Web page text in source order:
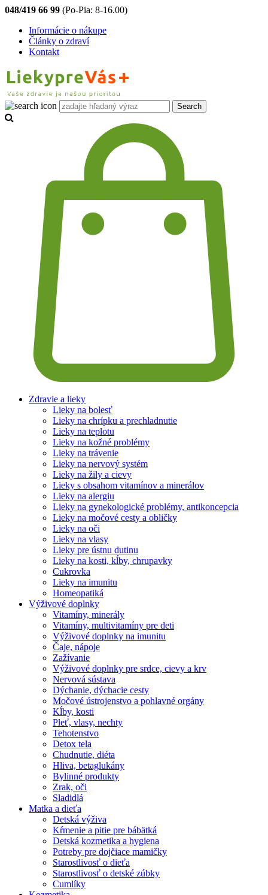
048/419 66 99 (Po-Pia: 8-16.00)
Informácie o nákupe
Články o zdraví
Kontakt
Zdravie a lieky
Lieky na bolesť
Lieky na chrípku a prechladnutie
Lieky na teplotu
Lieky na kožné problémy
Lieky na trávenie
Lieky na nervový systém
Lieky na žily a cievy
Lieky s obsahom vitamínov a minerálov
Lieky na alergiu
Lieky na gynekologické problémy, antikoncepcia
Lieky na močové cesty a obličky
Lieky na oči
Lieky na vlasy
Lieky pre ústnu dutinu
Lieky na kosti, kĺby, chrupavky
Cukrovka
Lieky na imunitu
Homeopatiká
Výživové doplnky
Vitamíny, minerály
Vitamíny, multivitamíny pre deti
Výživové doplnky na imunitu
Čaje, nápoje
Zažívanie
Výživové doplnky pre srdce, cievy a krv
Nervová sústava
Dýchanie, dýchacie cesty
Močové ústrojenstvo a pohlavné orgány
Kĺby, kosti
Pleť, vlasy, nechty
Tehotenstvo
Detox tela
Chudnutie, diéta
Hliva, betaglukány
Bylinné produkty
Zrak, oči
Sladidlá
Matka a dieťa
Detská výživa
Kŕmenie a pitie pre bábätká
Detská kozmetika a hygiena
Potreby pre dojčiace mamičky
Starostlivosť o dieťa
Starostlivosť o detské zúbky
Cumlíky